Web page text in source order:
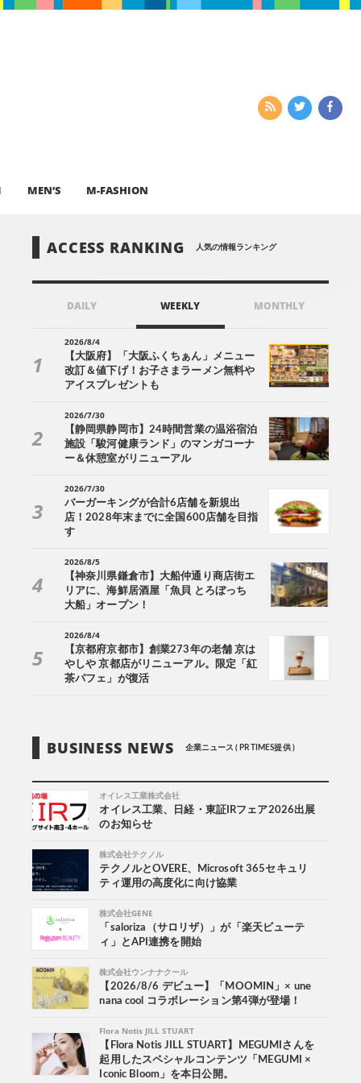
MEN’S M-FASHION
ACCESS RANKING 人気の情報ランキング
DAILY WEEKLY MONTHLY
2026/8/4
【大阪府】「大阪ふくちぁん」メニュー
改訂＆値下げ！お子さまラーメン無料や
アイスプレゼントも
2026/7/30
【静岡県静岡市】24時間営業の温浴宿泊
施設「駿河健康ランド」のマンガコーナ
ー＆休憩室がリニューアル
2026/7/30
バーガーキングが合計6店舗を新規出
店！2028年末までに全国600店舗を目指
す
2026/8/5
【神奈川県鎌倉市】大船仲通り商店街エ
リアに、海鮮居酒屋「魚貝 とろぼっち
大船」オープン！
2026/8/4
【京都府京都市】創業273年の老舗 京は
やしや 京都店がリニューアル。限定「紅
茶パフェ」が復活
BUSINESS NEWS 企業ニュース ( PR TIMES提供 )
オイレス工業株式会社
オイレス工業、日経・東証IRフェア2026出展
のお知らせ
株式会社テクノル
テクノルとOVERE、Microsoft 365セキュリ
ティ運用の高度化に向け協業
株式会社GENE
「saloriza（サロリザ）」が「楽天ビューテ
ィ」とAPI連携を開始
株式会社ウンナナクール
【2026/8/6 デビュー】「MOOMIN」× une
nana cool コラボレーション第4弾が登場！
Flora Notis JILL STUART
【Flora Notis JILL STUART】MEGUMIさんを
起用したスペシャルコンテンツ「MEGUMI ×
Iconic Bloom」を本日公開。